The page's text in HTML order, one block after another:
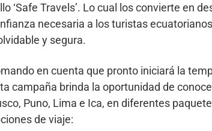
‘Safe Travels’. Lo cual los convierte en
necesaria a los turistas
y segura.
en cuenta que pronto iniciará la
campaña brinda la oportunidad de
Puno, Lima e Ica, en diferentes
de viaje: